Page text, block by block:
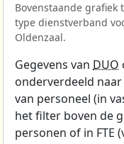
Bovenstaande grafiek
type dienstverband
Oldenzaal.
Gegevens van DUO
onderverdeeld
van personeel (in
het filter boven de
personen of in FTE